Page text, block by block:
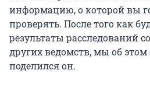
информацию, о которой вы
проверять. После того как
результаты расследований
других ведомств, мы об
поделился он.